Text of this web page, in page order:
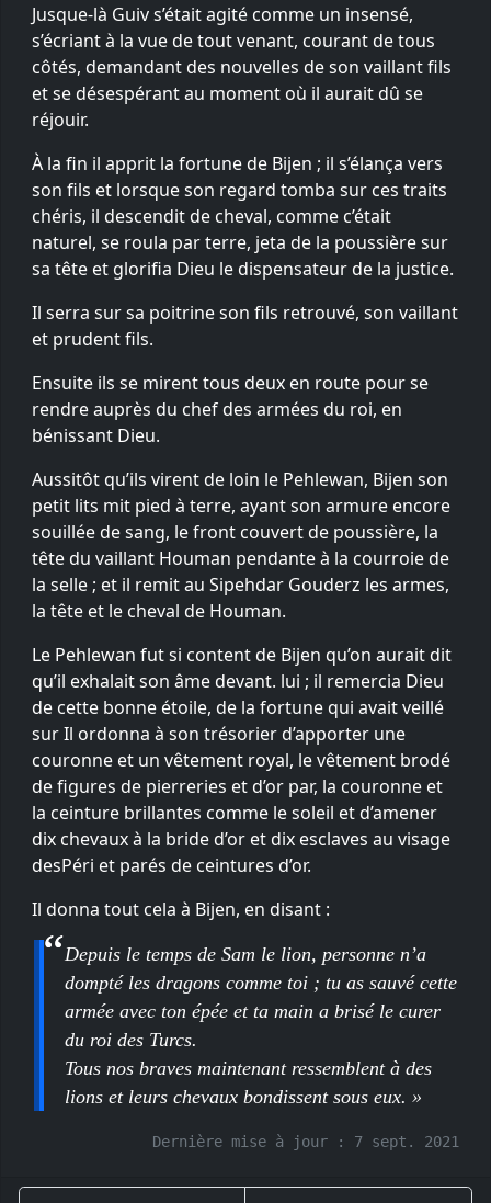
Jusque-là Guiv s’était agité comme un insensé,
s’écriant à la vue de tout venant, courant de tous
côtés, demandant des nouvelles de son vaillant fils
et se désespérant au moment où il aurait dû se
réjouir.
À la fin il apprit la fortune de Bijen ; il s’élança vers
son fils et lorsque son regard tomba sur ces traits
chéris, il descendit de cheval, comme c’était
naturel, se roula par terre, jeta de la poussière sur
sa tête et glorifia Dieu le dispensateur de la justice.
Il serra sur sa poitrine son fils retrouvé, son vaillant
et prudent fils.
Ensuite ils se mirent tous deux en route pour se
rendre auprès du chef des armées du roi, en
bénissant Dieu.
Aussitôt qu’ils virent de loin le Pehlewan, Bijen son
petit lits mit pied à terre, ayant son armure encore
souillée de sang, le front couvert de poussière, la
tête du vaillant Houman pendante à la courroie de
la selle ; et il remit au Sipehdar Gouderz les armes,
la tête et le cheval de Houman.
Le Pehlewan fut si content de Bijen qu’on aurait dit
qu’il exhalait son âme devant. lui ; il remercia Dieu
de cette bonne étoile, de la fortune qui avait veillé
sur Il ordonna à son trésorier d’apporter une
couronne et un vêtement royal, le vêtement brodé
de figures de pierreries et d’or par, la couronne et
la ceinture brillantes comme le soleil et d’amener
dix chevaux à la bride d’or et dix esclaves au visage
desPéri et parés de ceintures d’or.
Il donna tout cela à Bijen, en disant :
Depuis le temps de Sam le lion, personne n’a
dompté les dragons comme toi ; tu as sauvé cette
armée avec ton épée et ta main a brisé le curer
du roi des Turcs.
Tous nos braves maintenant ressemblent à des
lions et leurs chevaux bondissent sous eux. »
Dernière mise à jour : 7 sept. 2021